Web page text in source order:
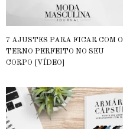
7 AJUSTES PARA FICAR COM O
TERNO PERFEITO NO SEU
CORPO [VÍDEO]